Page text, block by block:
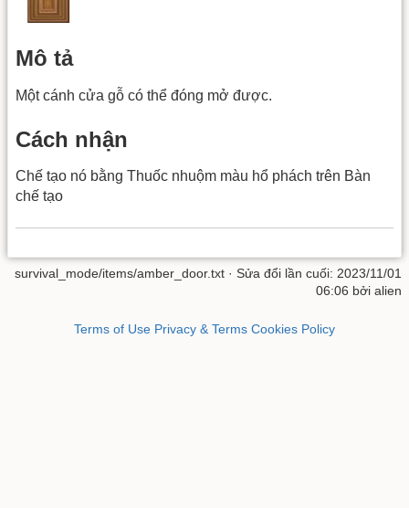
Mô tả
Một cánh cửa gỗ có thể đóng mở được.
Cách nhận
Chế tạo nó bằng Thuốc nhuộm màu hổ phách trên Bàn
chế tạo
survival_mode/items/amber_door.txt · Sửa đổi lần cuối: 2023/11/01
06:06 bởi alien
Terms of Use Privacy & Terms Cookies Policy